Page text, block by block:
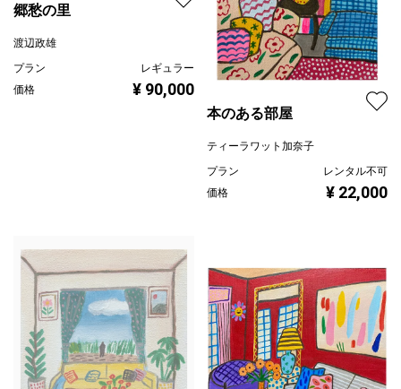
郷愁の里
渡辺政雄
プラン
レギュラー
価格
¥ 90,000
本のある部屋
ティーラワット加奈子
プラン
レンタル不可
価格
¥ 22,000